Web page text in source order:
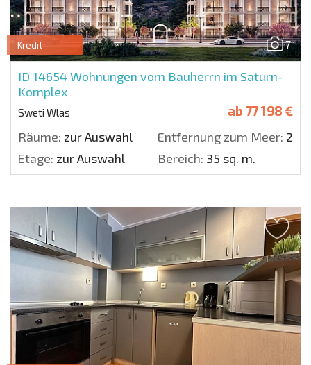
7
Kredit
ID 14654Wohnungen vom Bauherrn im Saturn-
Komplex
Sweti Wlas ab 77 198 €
Räume: zur Auswahl Entfernung zum Meer: 200
Etage: zur Auswahl Bereich: 35 sq. m.